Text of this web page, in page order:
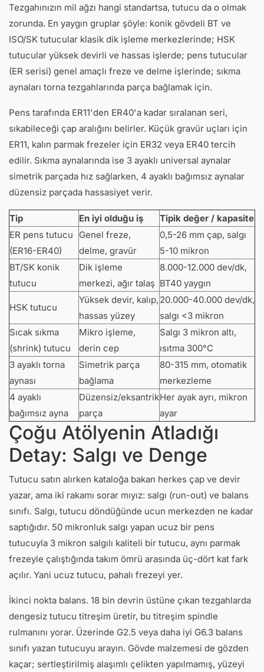
Tezgahınızın mil ağzı hangi standartsa, tutucu da o olmak
zorunda. En yaygın gruplar şöyle: konik gövdeli BT ve
ISO/SK tutucular klasik dik işleme merkezlerinde; HSK
tutucular yüksek devirli ve hassas işlerde; pens tutucular
(ER serisi) genel amaçlı freze ve delme işlerinde; sıkma
aynaları torna tezgahlarında parça bağlamak için.
Pens tarafında ER11'den ER40'a kadar sıralanan seri,
sıkabileceği çap aralığını belirler. Küçük gravür uçları için
ER11, kalın parmak frezeler için ER32 veya ER40 tercih
edilir. Sıkma aynalarında ise 3 ayaklı universal aynalar
simetrik parçada hız sağlarken, 4 ayaklı bağımsız aynalar
düzensiz parçada hassasiyet verir.
Tip En iyi olduğu iş
Tipik değer / kapasite
ER pens tutucu
(ER16-ER40)
Genel freze,
delme, gravür
0,5-26 mm çap, salgı
5-10 mikron
BT/SK konik
tutucu
Dik işleme
merkezi, ağır talaş
8.000-12.000 dev/dk,
BT40 yaygın
HSK tutucu
Yüksek devir, kalıp,
hassas yüzey
20.000-40.000 dev/dk,
salgı <3 mikron
Sıcak sıkma
(shrink) tutucu
Mikro işleme,
derin cep
Salgı 3 mikron altı,
ısıtma 300°C
3 ayaklı torna
aynası
Simetrik parça
bağlama
80-315 mm, otomatik
merkezleme
4 ayaklı
bağımsız ayna
Düzensiz/eksantrik
parça
Her ayak ayrı, mikron
ayar
Çoğu Atölyenin Atladığı
Detay: Salgı ve Denge
Tutucu satın alırken kataloğa bakan herkes çap ve devir
yazar, ama iki rakamı sorar mıyız: salgı (run-out) ve balans
sınıfı. Salgı, tutucu döndüğünde ucun merkezden ne kadar
saptığıdır. 50 mikronluk salgı yapan ucuz bir pens
tutucuyla 3 mikron salgılı kaliteli bir tutucu, aynı parmak
frezeyle çalıştığında takım ömrü arasında üç-dört kat fark
açılır. Yani ucuz tutucu, pahalı frezeyi yer.
İkinci nokta balans. 18 bin devrin üstüne çıkan tezgahlarda
dengesiz tutucu titreşim üretir, bu titreşim spindle
rulmanını yorar. Üzerinde G2.5 veya daha iyi G6.3 balans
sınıfı yazan tutucuyu arayın. Gövde malzemesi de gözden
kaçar; sertleştirilmiş alaşımlı çelikten yapılmamış, yüzeyi